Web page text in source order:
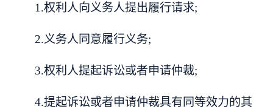
1.权利人向义务人提出履行请求;
2.义务人同意履行义务;
3.权利人提起诉讼或者申请仲裁;
4.提起诉讼或者申请仲裁具有同等效力的其